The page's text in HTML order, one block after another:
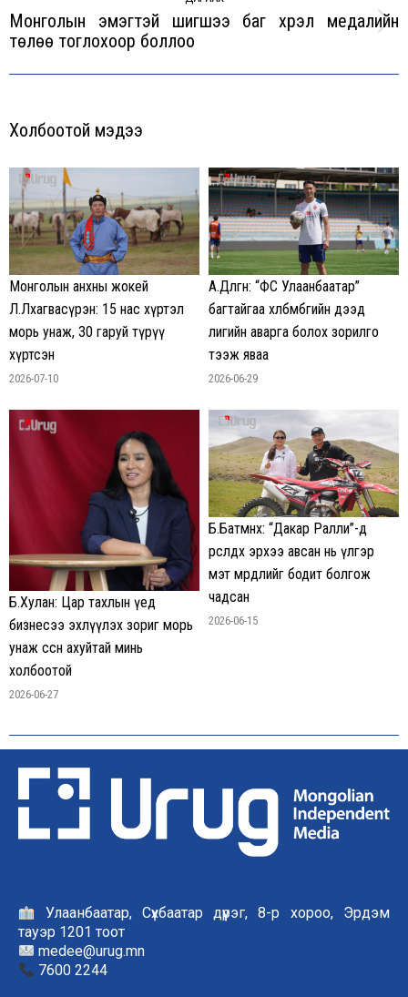
Next
Монголын эмэгтэй шигшээ баг хүрэл медалийн
төлөө тоглохоор боллоо
Холбоотой мэдээ
Монголын анхны жокей
Л.Лхагвасүрэн: 15 нас хүртэл
морь унаж, 30 гаруй түрүү
хүртсэн
2026-07-10
А.Дөлгөөн: “ФС Улаанбаатар”
багтайгаа хөлбөмбөгийн дээд
лигийн аварга болох зорилго
тээж яваа
2026-06-29
Б.Хулан: Цар тахлын үед
бизнесээ эхлүүлэх зориг морь
унаж өссөн ахуйтай минь
холбоотой
2026-06-27
Б.Батмөнх: “Дакар Ралли”-д
өрсөлдөх эрхээ авсан нь үлгэр
мэт мөрөөдлийг бодит болгож
чадсан
2026-06-15
Улаанбаатар, Сүхбаатар дүүрэг, 8-р хороо, Эрдэм
тауэр 1201 тоот
medee@urug.mn
7600 2244